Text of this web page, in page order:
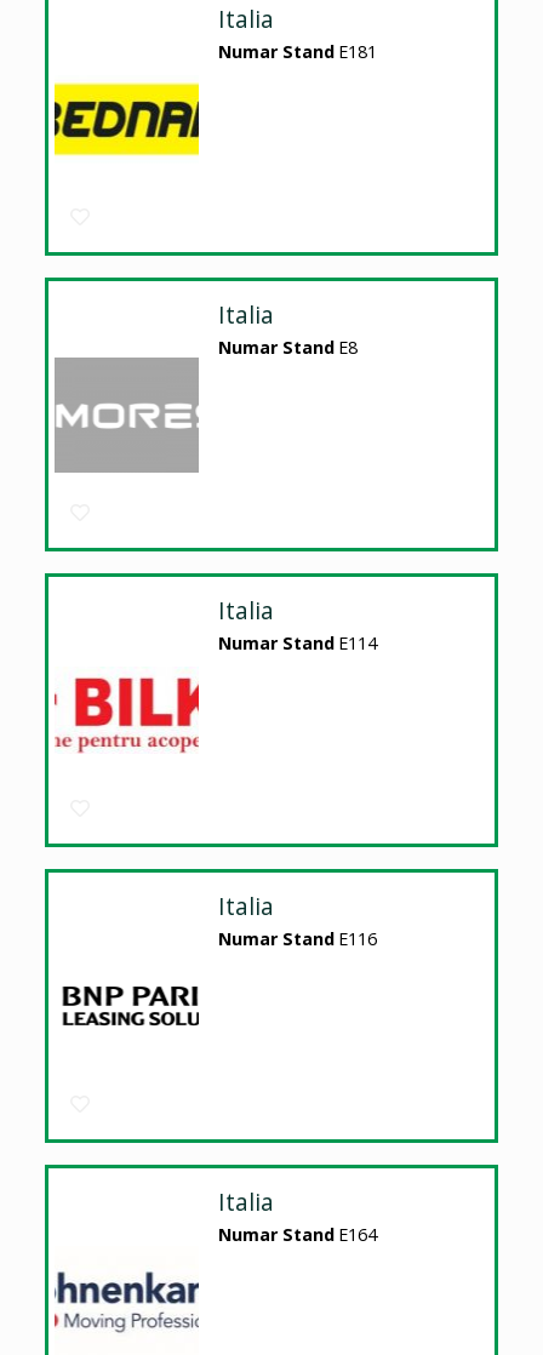
Italia
Numar Stand E181
Italia
Numar Stand E8
Italia
Numar Stand E114
Italia
Numar Stand E116
Italia
Numar Stand E164